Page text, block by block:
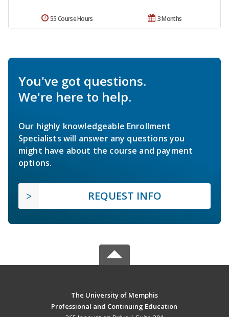
3 Months
55 Course Hours
You've got questions.
We're here to help.
Our highly knowledgeable Enrollment
Specialists will answer any questions you
might have about the course and payment
options.
REQUEST INFO
The University of Memphis
Professional and Continuing Education